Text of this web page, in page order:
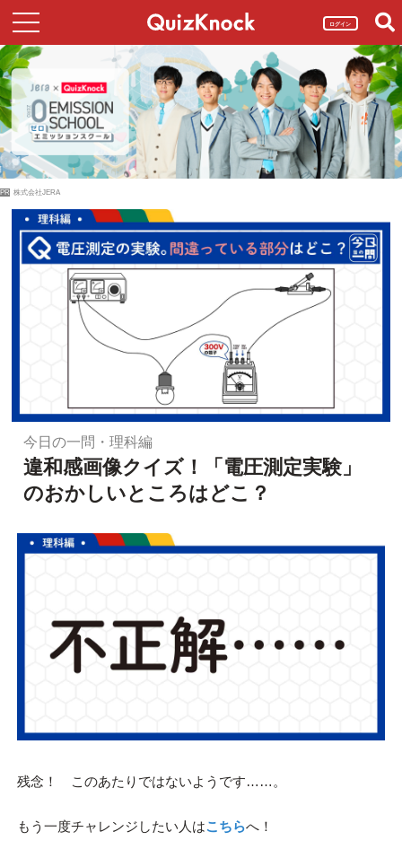
ログイン
PR 株式会社JERA
今日の一問・理科編
違和感画像クイズ！「電圧測定実験」
のおかしいところはどこ？
残念！ このあたりではないようです……。
もう一度チャレンジしたい人はこちらへ！